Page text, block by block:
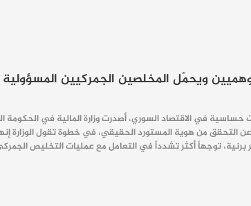
ويحمّل المخلصين الجمركيين المسؤولية
في الاقتصاد السوري، أصدرت وزارة المالية في الحكومة
التحقق من هوية المستورد الحقيقي، في خطوة تقول الوزارة